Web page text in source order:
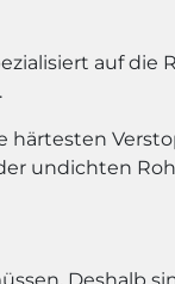
auf die
härtesten
undichten